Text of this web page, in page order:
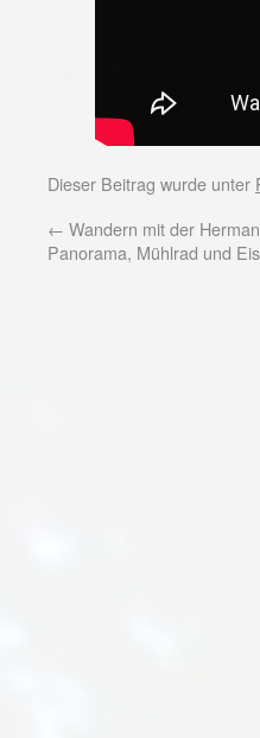
Dieser Beitrag wurde unter
← Wandern mit der
Panorama, Mühlrad und